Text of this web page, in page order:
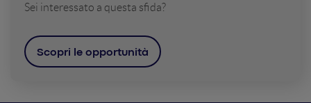
Sei interessato a questa sfida?
Scopri le opportunità